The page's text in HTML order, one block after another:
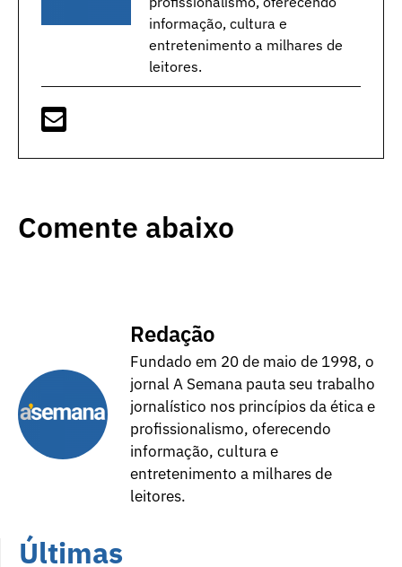
informação, cultura e
entretenimento a milhares de
leitores.
Comente abaixo
Redação
Fundado em 20 de maio de 1998, o
jornal A Semana pauta seu trabalho
jornalístico nos princípios da ética e
profissionalismo, oferecendo
informação, cultura e
entretenimento a milhares de
leitores.
Últimas